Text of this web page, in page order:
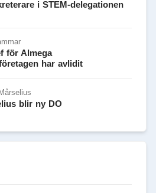
i STEM-delegationen
för Almega
har avlidit
blir ny DO